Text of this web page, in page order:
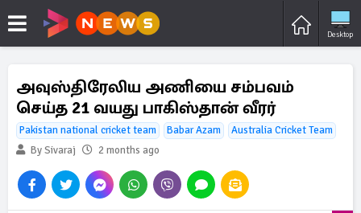
Desktop
அவுஸ்திரேலிய அணியை சம்பவம்
செய்த 21 வயது பாகிஸ்தான் வீரர்
Pakistan national cricket team Babar Azam
Australia Cricket Team
By Sivaraj
2 months ago